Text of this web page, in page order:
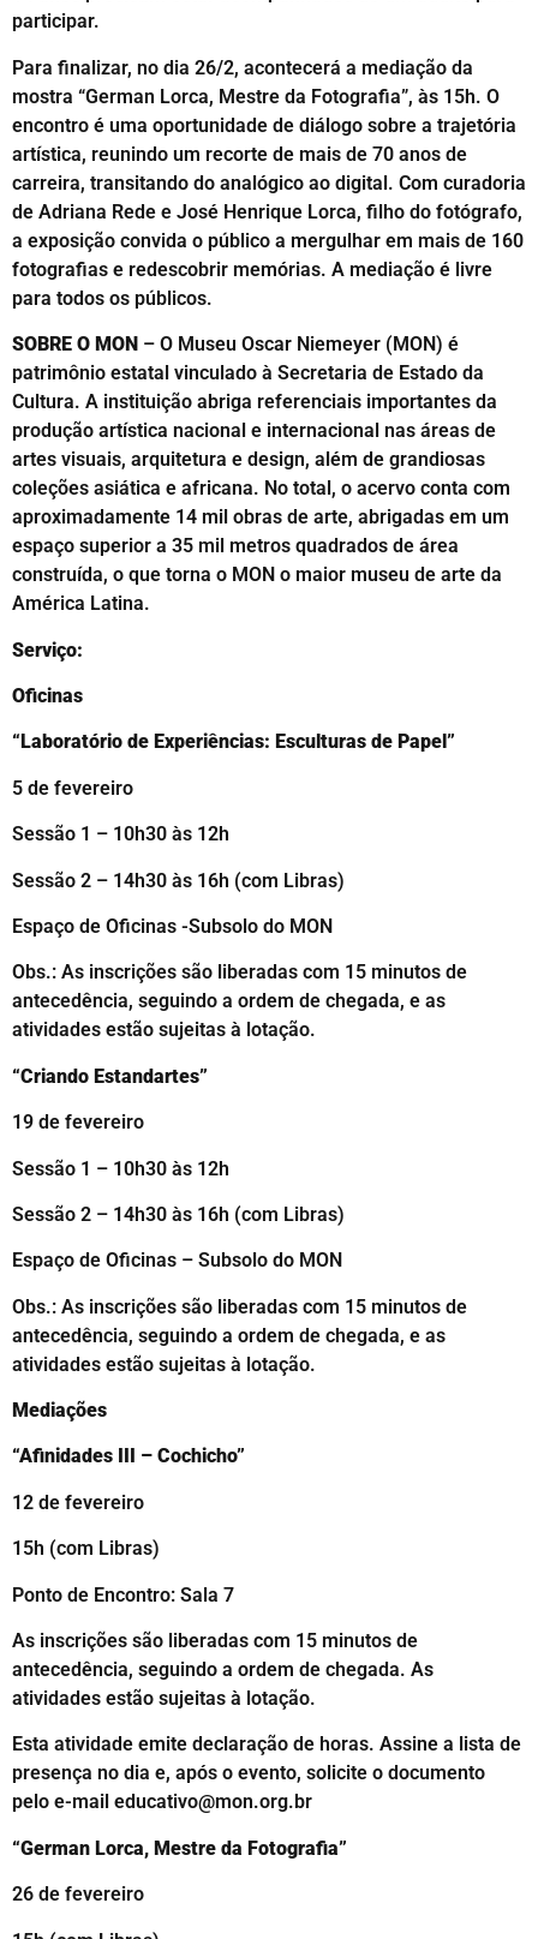
participar.
Para finalizar, no dia 26/2, acontecerá a mediação da
mostra “German Lorca, Mestre da Fotografia”, às 15h. O
encontro é uma oportunidade de diálogo sobre a trajetória
artística, reunindo um recorte de mais de 70 anos de
carreira, transitando do analógico ao digital. Com curadoria
de Adriana Rede e José Henrique Lorca, filho do fotógrafo,
a exposição convida o público a mergulhar em mais de 160
fotografias e redescobrir memórias. A mediação é livre
para todos os públicos.
SOBRE O MON – O Museu Oscar Niemeyer (MON) é
patrimônio estatal vinculado à Secretaria de Estado da
Cultura. A instituição abriga referenciais importantes da
produção artística nacional e internacional nas áreas de
artes visuais, arquitetura e design, além de grandiosas
coleções asiática e africana. No total, o acervo conta com
aproximadamente 14 mil obras de arte, abrigadas em um
espaço superior a 35 mil metros quadrados de área
construída, o que torna o MON o maior museu de arte da
América Latina.
Serviço:
Oficinas
“Laboratório de Experiências: Esculturas de Papel”
5 de fevereiro
Sessão 1 – 10h30 às 12h
Sessão 2 – 14h30 às 16h (com Libras)
Espaço de Oficinas -Subsolo do MON
Obs.: As inscrições são liberadas com 15 minutos de
antecedência, seguindo a ordem de chegada, e as
atividades estão sujeitas à lotação.
“Criando Estandartes”
19 de fevereiro
Sessão 1 – 10h30 às 12h
Sessão 2 – 14h30 às 16h (com Libras)
Espaço de Oficinas – Subsolo do MON
Obs.: As inscrições são liberadas com 15 minutos de
antecedência, seguindo a ordem de chegada, e as
atividades estão sujeitas à lotação.
Mediações
“Afinidades III – Cochicho”
12 de fevereiro
15h (com Libras)
Ponto de Encontro: Sala 7
As inscrições são liberadas com 15 minutos de
antecedência, seguindo a ordem de chegada. As
atividades estão sujeitas à lotação.
Esta atividade emite declaração de horas. Assine a lista de
presença no dia e, após o evento, solicite o documento
pelo e-mail educativo@mon.org.br
“German Lorca, Mestre da Fotografia”
26 de fevereiro